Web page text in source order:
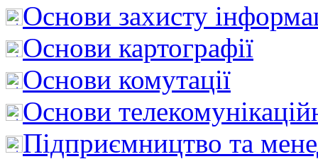
Основи захисту
Основи картографії
Основи комутації
Основи
Підприємництво та